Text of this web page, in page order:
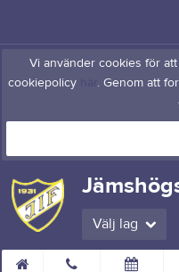
Vi använder cookies för
cookiepolicy
. Genom att
Välj lag